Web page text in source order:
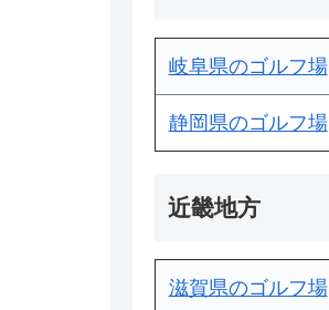
岐阜県のゴルフ場
静岡県のゴルフ場
近畿地方
滋賀県のゴルフ場